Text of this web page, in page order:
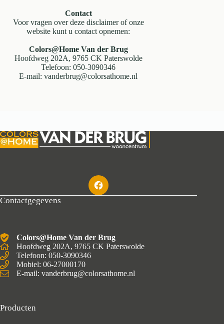
Contact
Voor vragen over deze disclaimer of onze
website kunt u contact opnemen:
Colors@Home Van der Brug
Hoofdweg 202A, 9765 CK Paterswolde
Telefoon: 050-3090346
E-mail: vanderbrug@colorsathome.nl
Contactgegevens
Colors@Home Van der Brug
Hoofdweg 202A, 9765 CK Paterswolde
Telefoon: 050-3090346
Mobiel: 06-27000170
E-mail: vanderbrug@colorsathome.nl
Producten